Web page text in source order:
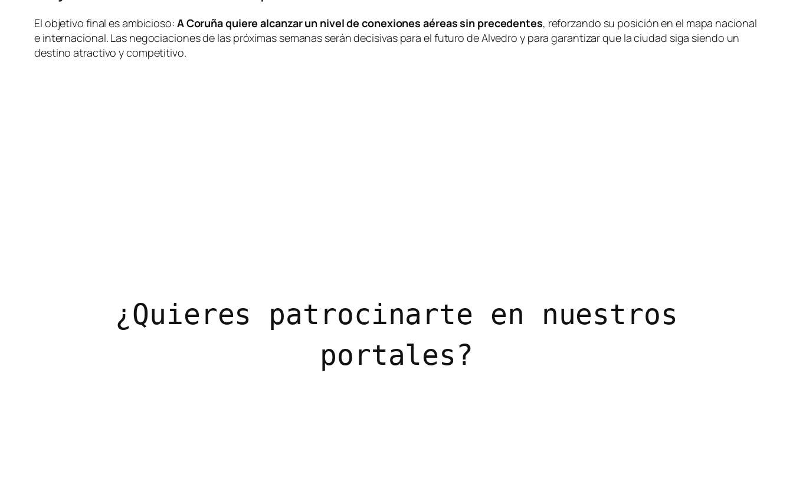
El objetivo final es ambicioso: A Coruña quiere alcanzar un nivel de conexiones aéreas sin precedentes, reforzando su posición en el mapa nacional
e internacional. Las negociaciones de las próximas semanas serán decisivas para el futuro de Alvedro y para garantizar que la ciudad siga siendo un
destino atractivo y competitivo.
¿Quieres patrocinarte en nuestros
portales?